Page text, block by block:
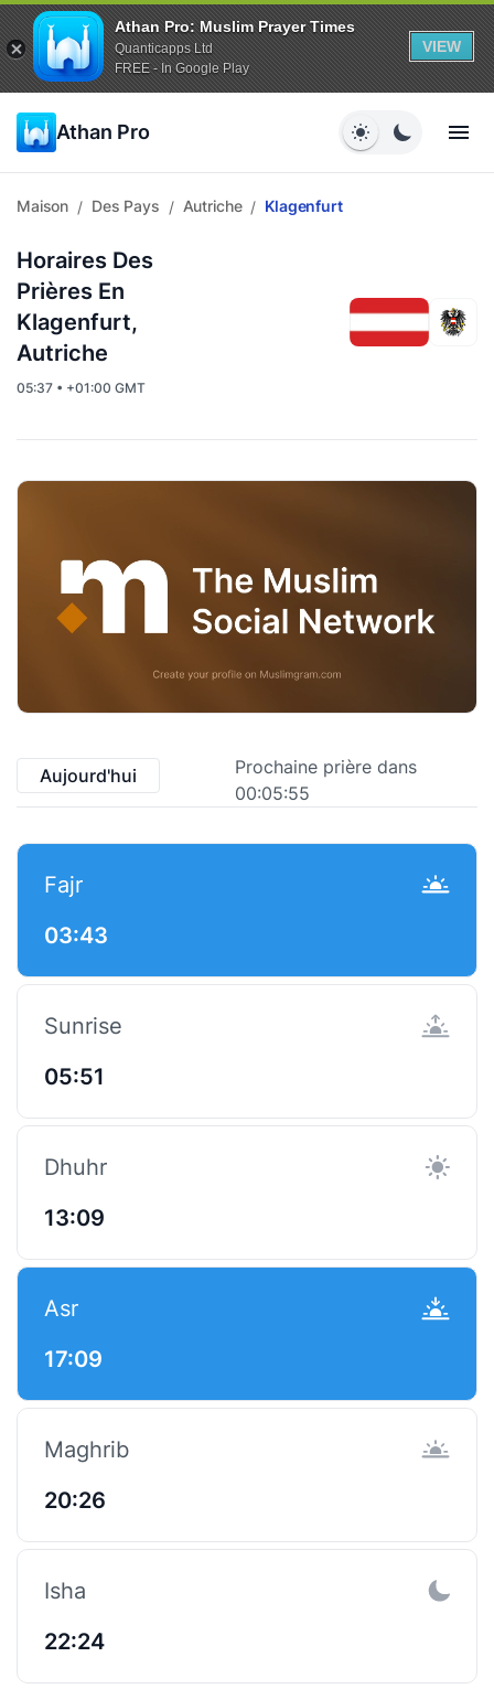
Athan Pro: Muslim Prayer Times
Quanticapps Ltd
FREE - In Google Play
VIEW
Athan Pro
Maison / Des Pays / Autriche / Klagenfurt
Horaires Des
Prières En
Klagenfurt,
Autriche
05:37 • +01:00 GMT
Aujourd'hui
Prochaine prière dans
00:05:55
Fajr
03:43
Sunrise
05:51
Dhuhr
13:09
Asr
17:09
Maghrib
20:26
Isha
22:24